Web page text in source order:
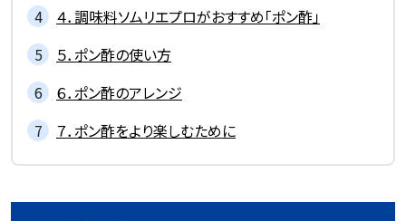
４．調味料ソムリエプロがおすすめ「ポン酢」
５．ポン酢の使い方
６．ポン酢のアレンジ
７．ポン酢をより楽しむために